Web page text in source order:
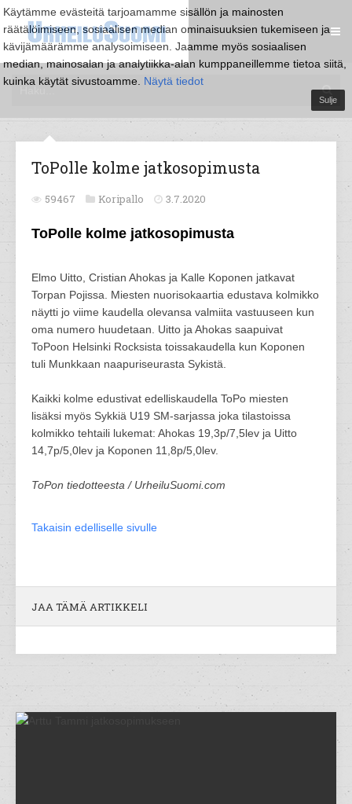
Käytämme evästeitä tarjoamamme sisällön ja mainosten
räätälöimiseen, sosiaalisen median ominaisuuksien tukemiseen ja
kävijämäärämme analysoimiseen. Jaamme myös sosiaalisen
median, mainosalan ja analytiikka-alan kumppaneillemme tietoa siitä,
kuinka käytät sivustoamme. Näytä tiedot
Sulje
ToPolle kolme jatkosopimusta
59467 Koripallo 3.7.2020
ToPolle kolme jatkosopimusta
Elmo Uitto, Cristian Ahokas ja Kalle Koponen jatkavat
Torpan Pojissa. Miesten nuorisokaartia edustava kolmikko
näytti jo viime kaudella olevansa valmiita vastuuseen kun
oma numero huudetaan. Uitto ja Ahokas saapuivat
ToPoon Helsinki Rocksista toissakaudella kun Koponen
tuli Munkkaan naapuriseurasta Sykistä. ⁣
Kaikki kolme edustivat edelliskaudella ToPo miesten
lisäksi myös Sykkiä U19 SM-sarjassa joka tilastoissa
kolmikko tehtaili lukemat: Ahokas 19,3p/7,5lev ja Uitto
14,7p/5,0lev ja Koponen 11,8p/5,0lev. ⁣
ToPon tiedotteesta / UrheiluSuomi.com
Takaisin edelliselle sivulle
JAA TÄMÄ ARTIKKELI